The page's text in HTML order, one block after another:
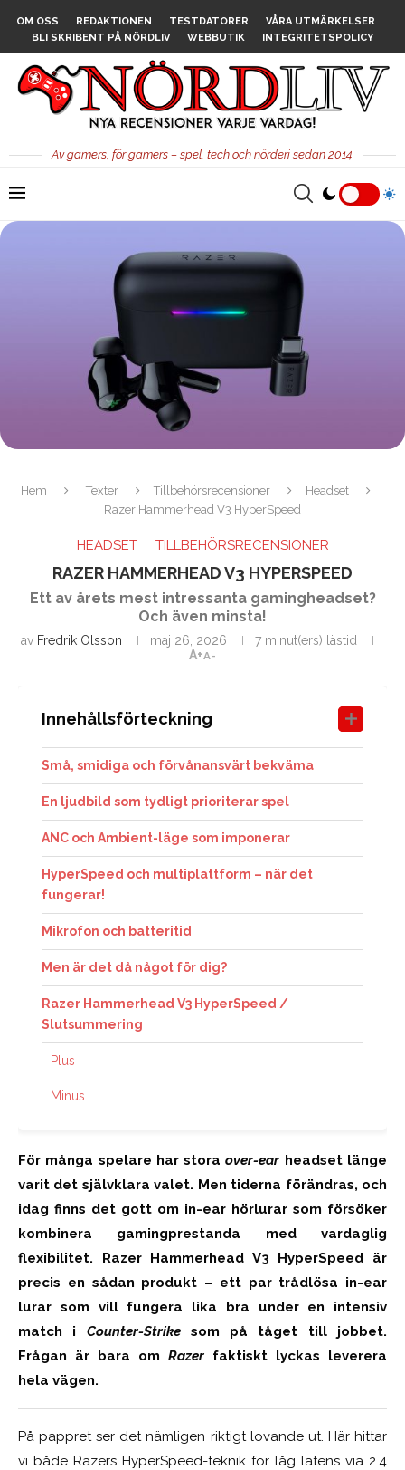
OM OSS REDAKTIONEN TESTDATORER
VÅRA UTMÄRKELSER
BLI SKRIBENT PÅ NÖRDLIV
WEBBUTIK INTEGRITETSPOLICY
Av gamers, för gamers – spel, tech och nörderi sedan 2014.
Hem Texter Tillbehörsrecensioner
Headset
Razer Hammerhead V3 HyperSpeed
HEADSET TILLBEHÖRSRECENSIONER
RAZER HAMMERHEAD V3 HYPERSPEED
Ett av årets mest intressanta gamingheadset?
Och även minsta!
av Fredrik Olsson maj 26, 2026
7 minut(ers) lästid
A+A-
Innehållsförteckning
Små, smidiga och förvånansvärt bekväma
En ljudbild som tydligt prioriterar spel
ANC och Ambient-läge som imponerar
HyperSpeed och multiplattform – när det
fungerar!
Mikrofon och batteritid
Men är det då något för dig?
Razer Hammerhead V3 HyperSpeed /
Slutsummering
Plus
Minus
För många spelare har storaover-ear headset länge
varit det självklara valet. Men tiderna förändras, och
idag finns det gott om in-ear hörlurar som försöker
kombinera gamingprestanda med vardaglig
flexibilitet. Razer Hammerhead V3 HyperSpeed är
precis en sådan produkt – ett par trådlösa in-ear
lurar som vill fungera lika bra under en intensiv
match i Counter-Strikesom på tåget till jobbet.
Frågan är bara om Razer faktiskt lyckas leverera
hela vägen.
På pappret ser det nämligen riktigt lovande ut. Här hittar
vi både Razers HyperSpeed-teknik för låg latens via 2.4